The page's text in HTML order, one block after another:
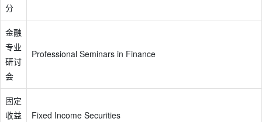
分
金融
专业
研讨
会
Professional Seminars in Finance
固定
收益
Fixed Income Securities